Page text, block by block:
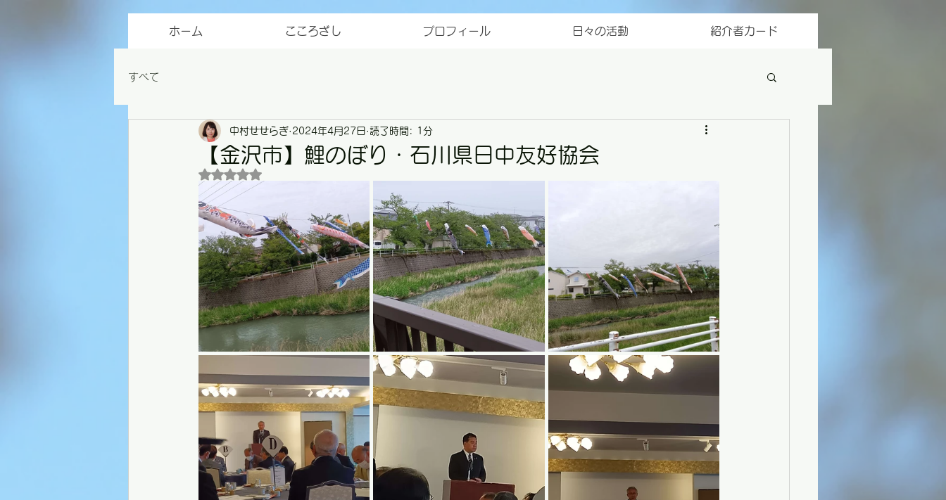
ホーム こころざし プロフィール 日々の活動 紹介者カード
すべて
【金沢市】鯉のぼり・石川県日中友好協会
中村せせらぎ 2024年4月27日 読了時間: 1分
5つ星のうちNaNと評価されています。